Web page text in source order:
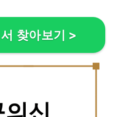
찾아보기 >